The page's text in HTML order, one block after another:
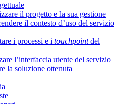
il progetto e la sua gestione
il contesto d’uso del servizio
i processi e i touchpointdel
l’interfaccia utente del servizio
la soluzione ottenuta